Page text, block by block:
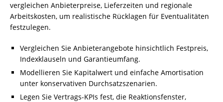
vergleichen Anbieterpreise, Lieferzeiten und regionale
Arbeitskosten, um realistische Rücklagen für Eventualitäten
festzulegen.
Vergleichen Sie Anbieterangebote hinsichtlich Festpreis,
Indexklauseln und Garantieumfang.
Modellieren Sie Kapitalwert und einfache Amortisation
unter konservativen Durchsatzszenarien.
Legen Sie Vertrags-KPIs fest, die Reaktionsfenster,